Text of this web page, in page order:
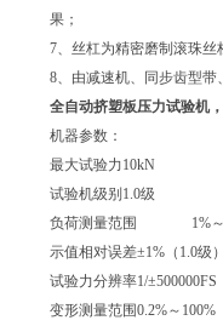
果；
7、丝杠为精密磨制滚珠
8、由减速机、同步齿型
全自动挤塑板压力试验机
机器参数：
最大试验力10kN
试验机级别 1.0级
负荷测量范围
1%～
示值相对误差±1%（1.0级
试验力分辨率1/
变形测量范围0.2%～100%